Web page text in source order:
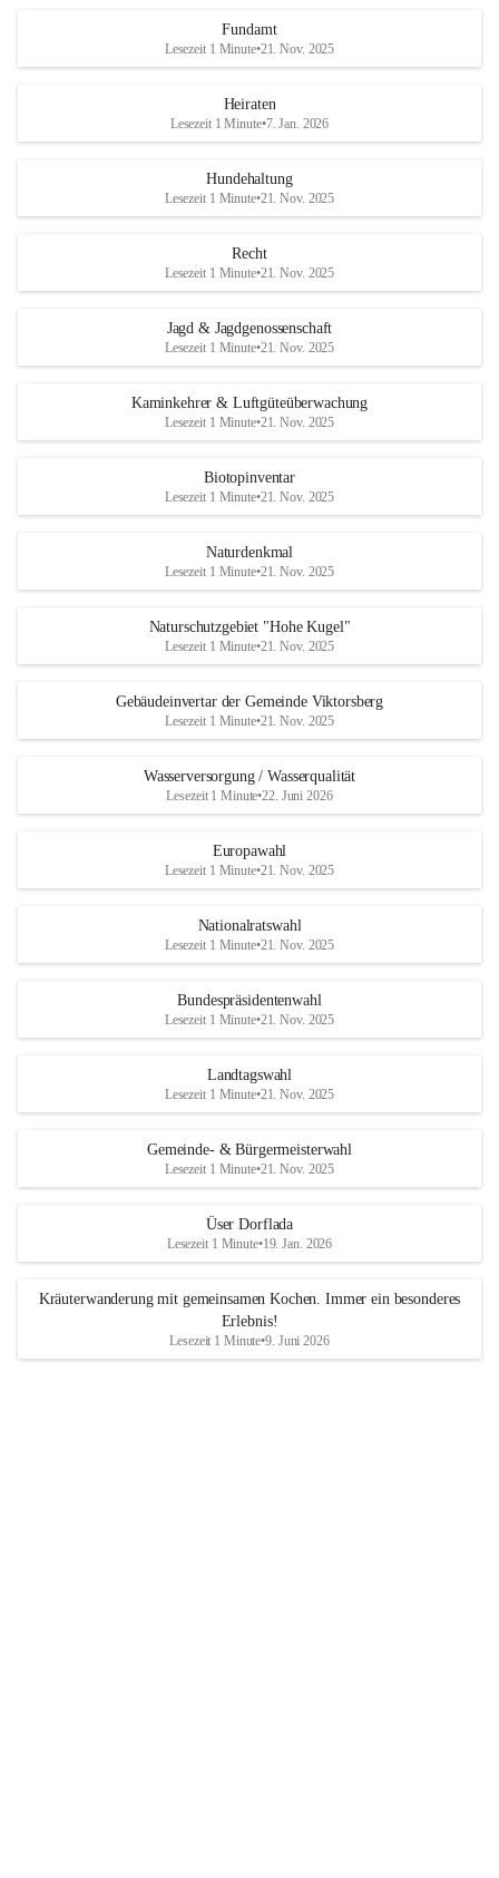
Fundamt
Lesezeit 1 Minute•21. Nov. 2025
Heiraten
Lesezeit 1 Minute•7. Jan. 2026
Hundehaltung
Lesezeit 1 Minute•21. Nov. 2025
Recht
Lesezeit 1 Minute•21. Nov. 2025
Jagd & Jagdgenossenschaft
Lesezeit 1 Minute•21. Nov. 2025
Kaminkehrer & Luftgüteüberwachung
Lesezeit 1 Minute•21. Nov. 2025
Biotopinventar
Lesezeit 1 Minute•21. Nov. 2025
Naturdenkmal
Lesezeit 1 Minute•21. Nov. 2025
Naturschutzgebiet "Hohe Kugel"
Lesezeit 1 Minute•21. Nov. 2025
Gebäudeinvertar der Gemeinde Viktorsberg
Lesezeit 1 Minute•21. Nov. 2025
Wasserversorgung / Wasserqualität
Lesezeit 1 Minute•22. Juni 2026
Europawahl
Lesezeit 1 Minute•21. Nov. 2025
Nationalratswahl
Lesezeit 1 Minute•21. Nov. 2025
Bundespräsidentenwahl
Lesezeit 1 Minute•21. Nov. 2025
Landtagswahl
Lesezeit 1 Minute•21. Nov. 2025
Gemeinde- & Bürgermeisterwahl
Lesezeit 1 Minute•21. Nov. 2025
Üser Dorflada
Lesezeit 1 Minute•19. Jan. 2026
Kräuterwanderung mit gemeinsamen Kochen. Immer ein besonderes
Erlebnis!
Lesezeit 1 Minute•9. Juni 2026